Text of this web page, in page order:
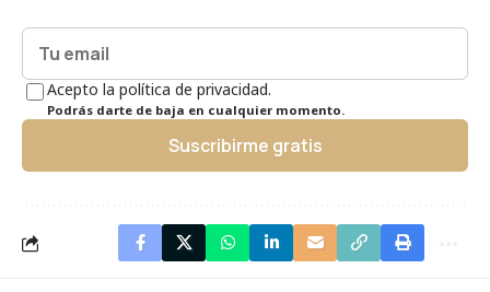
Acepto la política de privacidad.
Podrás darte de baja en cualquier momento.
Suscribirme gratis